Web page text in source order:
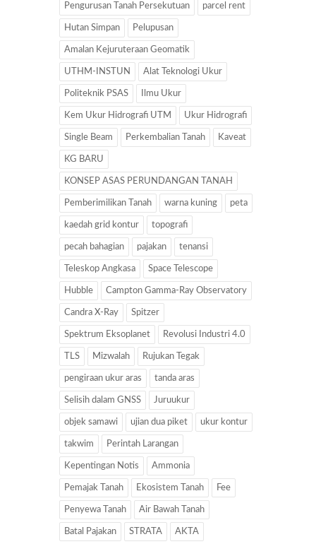
Pengurusan Tanah Persekutuan parcel rent
Hutan Simpan Pelupusan
Amalan Kejuruteraan Geomatik
UTHM-INSTUN Alat Teknologi Ukur
Politeknik PSAS Ilmu Ukur
Kem Ukur Hidrografi UTM Ukur Hidrografi
Single Beam Perkembalian Tanah Kaveat
KG BARU
KONSEP ASAS PERUNDANGAN TANAH
Pemberimilikan Tanah warna kuning peta
kaedah grid kontur topografi
pecah bahagian pajakan tenansi
Teleskop Angkasa Space Telescope
Hubble Campton Gamma-Ray Observatory
Candra X-Ray Spitzer
Spektrum Eksoplanet Revolusi Industri 4.0
TLS Mizwalah Rujukan Tegak
pengiraan ukur aras tanda aras
Selisih dalam GNSS Juruukur
objek samawi ujian dua piket ukur kontur
takwim Perintah Larangan
Kepentingan Notis Ammonia
Pemajak Tanah Ekosistem Tanah Fee
Penyewa Tanah Air Bawah Tanah
Batal Pajakan STRATA AKTA